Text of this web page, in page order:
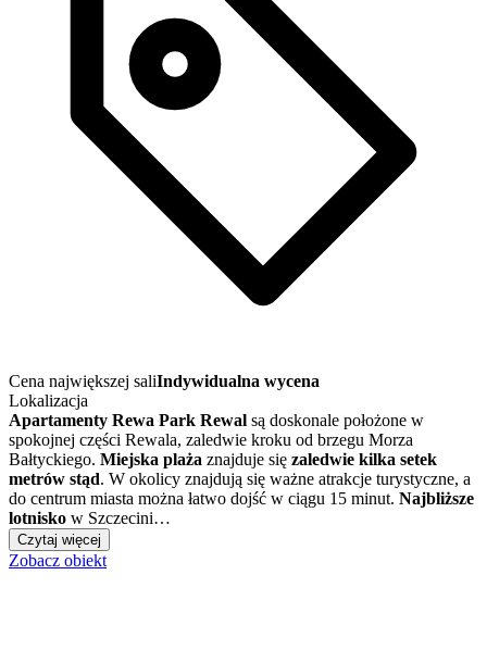
Cena największej saliIndywidualna wycena
Lokalizacja
Apartamenty Rewa Park Rewal są doskonale położone w
spokojnej części Rewala, zaledwie kroku od brzegu Morza
Bałtyckiego. Miejska plaża znajduje się zaledwie kilka setek
metrów stąd. W okolicy znajdują się ważne atrakcje turystyczne, a
do centrum miasta można łatwo dojść w ciągu 15 minut. Najbliższe
lotnisko w Szczecini…
Czytaj więcej
Zobacz obiekt